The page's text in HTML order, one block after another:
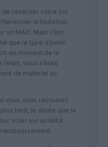
de reserver votre vol
si toutefois
un MAX. Mais c’est
que le type d’avion
au moment de la
vous n’etes
de matériel au
vous vous retrouvez
tard, je doute que le
voler sur un MAX